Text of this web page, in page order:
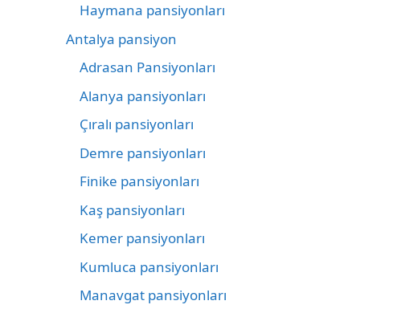
Haymana pansiyonları
Antalya pansiyon
Adrasan Pansiyonları
Alanya pansiyonları
Çıralı pansiyonları
Demre pansiyonları
Finike pansiyonları
Kaş pansiyonları
Kemer pansiyonları
Kumluca pansiyonları
Manavgat pansiyonları